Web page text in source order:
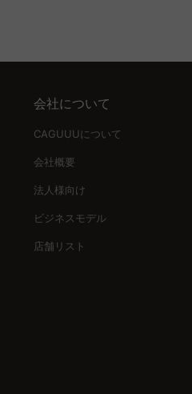
会社について
CAGUUUについて
会社概要
法人様向け
ビジネスモデル
店舗リスト